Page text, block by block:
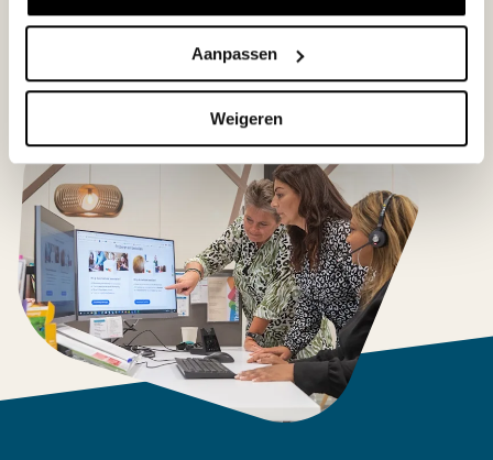
Aanpassen
Weigeren
Neem contact op